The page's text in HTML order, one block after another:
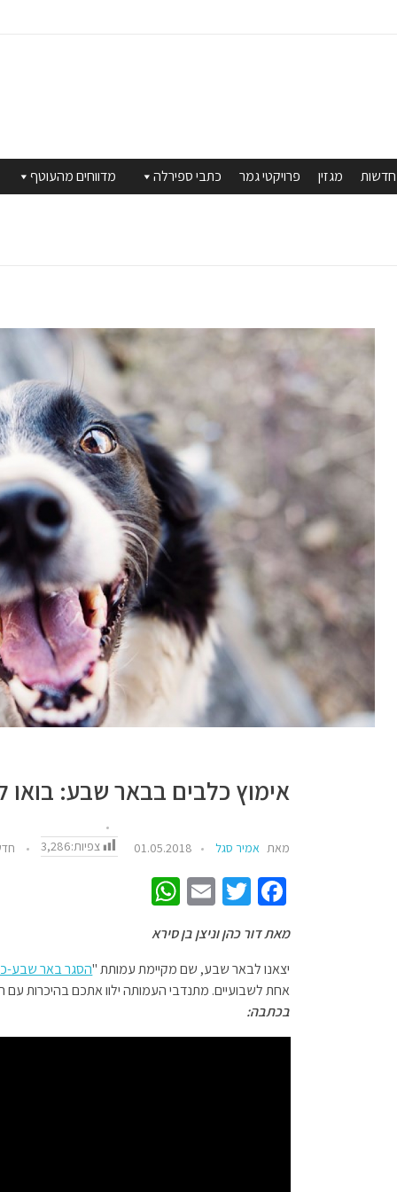
חדשות מגזין פרויקטי גמר כתבי ספירלה מדווחים מהעוטף
אימוץ כלבים בבאר שבע: בואו
מאת אמיר סגל 01.05.2018 צפיות:3,286
Fa
b
o
o
k
T
tt
er
E
ail
W
at
sA
p
p
מאת דור כהן וניצן בן סירא
יצאנו לבאר שבע, שם מקיימת עמותת "הסגר באר שבע-
אחת לשבועיים. מתנדבי העמותה ילוו אתכם בהיכרות
בכתבה: